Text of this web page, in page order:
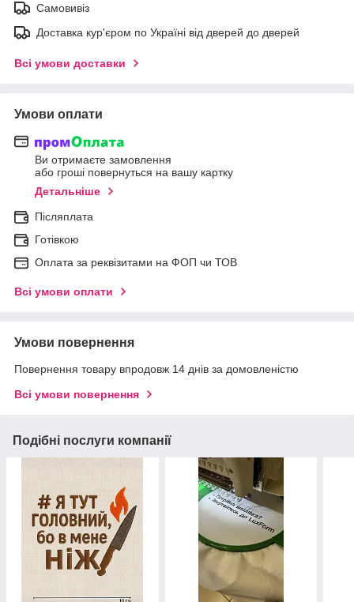
Самовивіз
Доставка кур'єром по Україні від дверей до дверей
Всі умови доставки
Умови оплати
Ви отримаєте замовлення
або гроші повернуться на вашу картку
Детальніше
Післяплата
Готівкою
Оплата за реквізитами на ФОП чи ТОВ
Всі умови оплати
Умови повернення
Повернення товару впродовж 14 днів за домовленістю
Всі умови повернення
Подібні послуги компанії